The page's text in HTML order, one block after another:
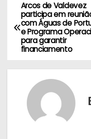
N
a
v
e
Arcos de Valdevez
participa em
com Águas de
e Programa
para garantir
financiamento